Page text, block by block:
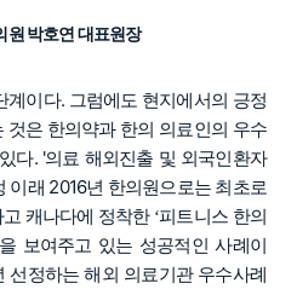
원 박호연 대표원장
이다. 그럼에도 현지에서의 긍정
은 한의약과 한의 의료인의 우수
다. '의료 해외진출 및 외국인환자
이래 2016년 한의원으로는 최초로
캐나다에 정착한 ‘피트니스 한의
보여주고 있는 성공적인 사례이
선정하는 해외 의료기관 우수사례